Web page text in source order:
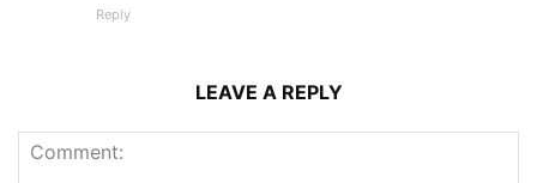
Reply
LEAVE A REPLY